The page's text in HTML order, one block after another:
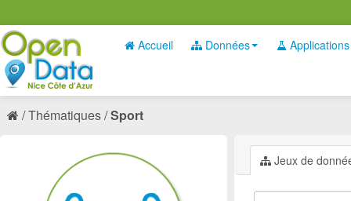
Accueil Données Applications
Thématiques Sport
Jeux de